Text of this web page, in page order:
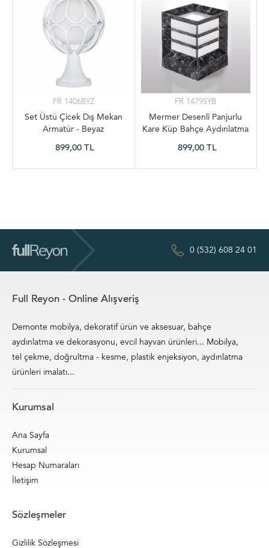
FR 1406BYZ
Set Üstü Çicek Dış Mekan
Armatür - Beyaz
899,00 TL
FR 1479SYB
Mermer Desenli Panjurlu
Kare Küp Bahçe Aydınlatma
899,00 TL
0 (532) 608 24 01
Full Reyon - Online Alışveriş
Demonte mobilya, dekoratif ürün ve aksesuar, bahçe
aydınlatma ve dekorasyonu, evcil hayvan ürünleri... Mobilya,
tel çekme, doğrultma - kesme, plastik enjeksiyon, aydınlatma
ürünleri imalatı...
Kurumsal
Ana Sayfa
Kurumsal
Hesap Numaraları
İletişim
Sözleşmeler
Gizlilik Sözleşmesi